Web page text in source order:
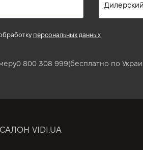
персональных данных
0 800 308 999(бесплатно по
VIDI.UA